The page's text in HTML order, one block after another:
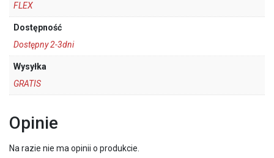
FLEX
Dostępność
Dostępny 2-3dni
Wysyłka
GRATIS
Opinie
Na razie nie ma opinii o produkcie.